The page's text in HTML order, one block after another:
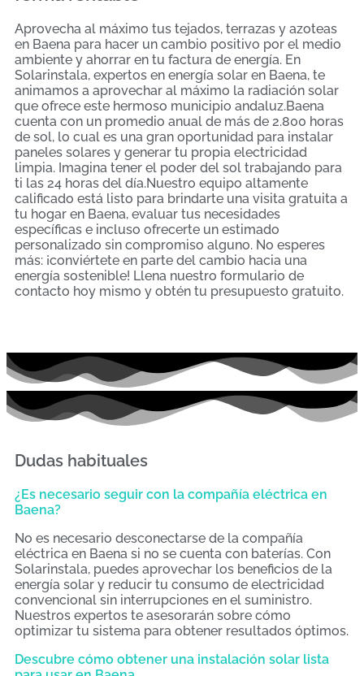
Aprovecha al máximo tus tejados, terrazas y azoteas
en Baena para hacer un cambio positivo por el medio
ambiente y ahorrar en tu factura de energía. En
Solarinstala, expertos en energía solar en Baena, te
animamos a aprovechar al máximo la radiación solar
que ofrece este hermoso municipio andaluz.Baena
cuenta con un promedio anual de más de 2.800 horas
de sol, lo cual es una gran oportunidad para instalar
paneles solares y generar tu propia electricidad
limpia. Imagina tener el poder del sol trabajando para
ti las 24 horas del día.Nuestro equipo altamente
calificado está listo para brindarte una visita gratuita a
tu hogar en Baena, evaluar tus necesidades
específicas e incluso ofrecerte un estimado
personalizado sin compromiso alguno. No esperes
más: ¡conviértete en parte del cambio hacia una
energía sostenible! Llena nuestro formulario de
contacto hoy mismo y obtén tu presupuesto gratuito.
Dudas habituales
¿Es necesario seguir con la compañía eléctrica en
Baena?
No es necesario desconectarse de la compañía
eléctrica en Baena si no se cuenta con baterías. Con
Solarinstala, puedes aprovechar los beneficios de la
energía solar y reducir tu consumo de electricidad
convencional sin interrupciones en el suministro.
Nuestros expertos te asesorarán sobre cómo
optimizar tu sistema para obtener resultados óptimos.
Descubre cómo obtener una instalación solar lista